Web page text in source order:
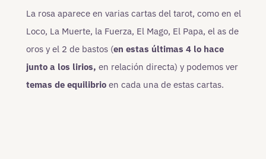
La rosa aparece en varias cartas del tarot, como en el
Loco, La Muerte, la Fuerza, El Mago, El Papa, el as de
oros y el 2 de bastos (en estas últimas 4 lo hace
junto a los lirios, en relación directa) y podemos ver
temas de equilibrio en cada una de estas cartas.